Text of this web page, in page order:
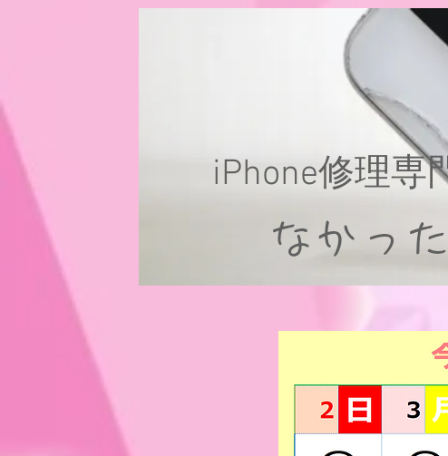
iPhone修理専
なか